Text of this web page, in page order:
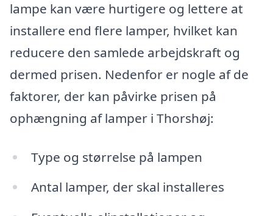
lampe kan være hurtigere og lettere at
installere end flere lamper, hvilket kan
reducere den samlede arbejdskraft og
dermed prisen. Nedenfor er nogle af de
faktorer, der kan påvirke prisen på
ophængning af lamper i Thorshøj:
Type og størrelse på lampen
Antal lamper, der skal installeres